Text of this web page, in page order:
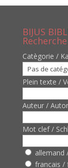
BIJUS
Recherche
Catègorie /
Plein texte /
Auteur /
Mot clef /
allemand
francais /